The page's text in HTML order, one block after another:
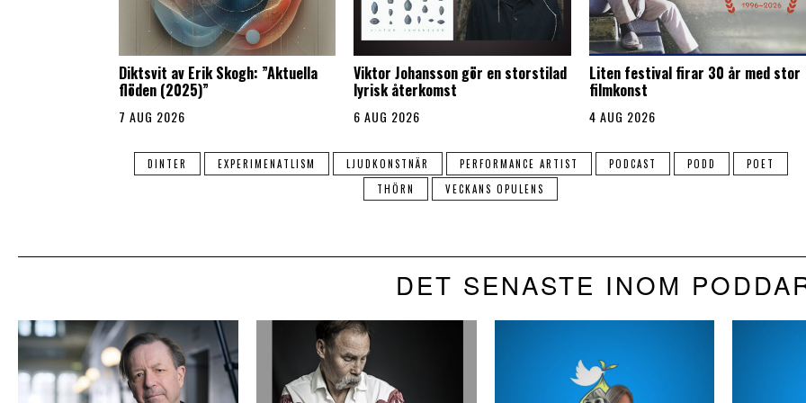
Diktsvit av Erik Skogh: ”Aktuella
flöden (2025)”
7 AUG 2026
Viktor Johansson gör en storstilad
lyrisk återkomst
6 AUG 2026
Liten festival firar 30 år med stor
filmkonst
4 AUG 2026
DINTER EXPERIMENATLISM LJUDKONSTNÄR PERFORMANCE ARTIST PODCAST PODD
POET
THÖRN
VECKANS OPULENS
DET SENASTE INOM